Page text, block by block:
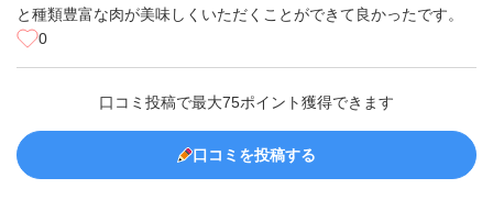
と種類豊富な肉が美味しくいただくことができて良かったです。
0
口コミ投稿で最大75ポイント獲得できます
口コミを投稿する